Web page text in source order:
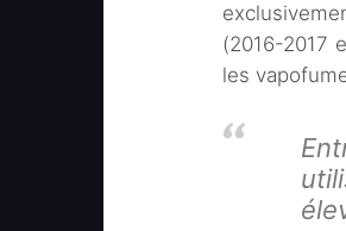
(2016-2017
les